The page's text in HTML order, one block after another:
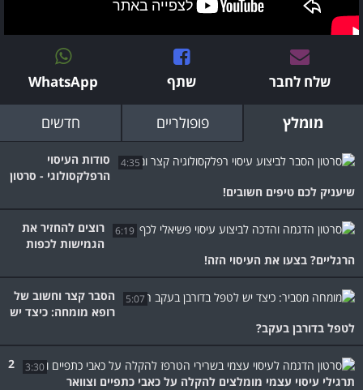
שלח לחבר שתף WhatsApp
מומלץ פופולריים חדשים
4:35
סודות העיסוי
הרפלקסולוגי - סרטון
שיעניק לכם טיפים חשובים!
6:19
רוצים להחזיר את
הגמישות לכפות
הרגליים? בצעו את העיסוי הזה!
5:07
הסבר קצר וחשוב של
רופא מומחה: כיצד יש
לטפל בדורבן בעקב?
3:30
2
תרגילי עיסוי עצמי מומלצים להקלה על כאבי כתפיים וצוואר